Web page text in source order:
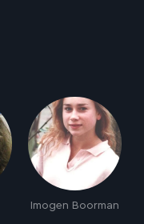
Imogen Boorman